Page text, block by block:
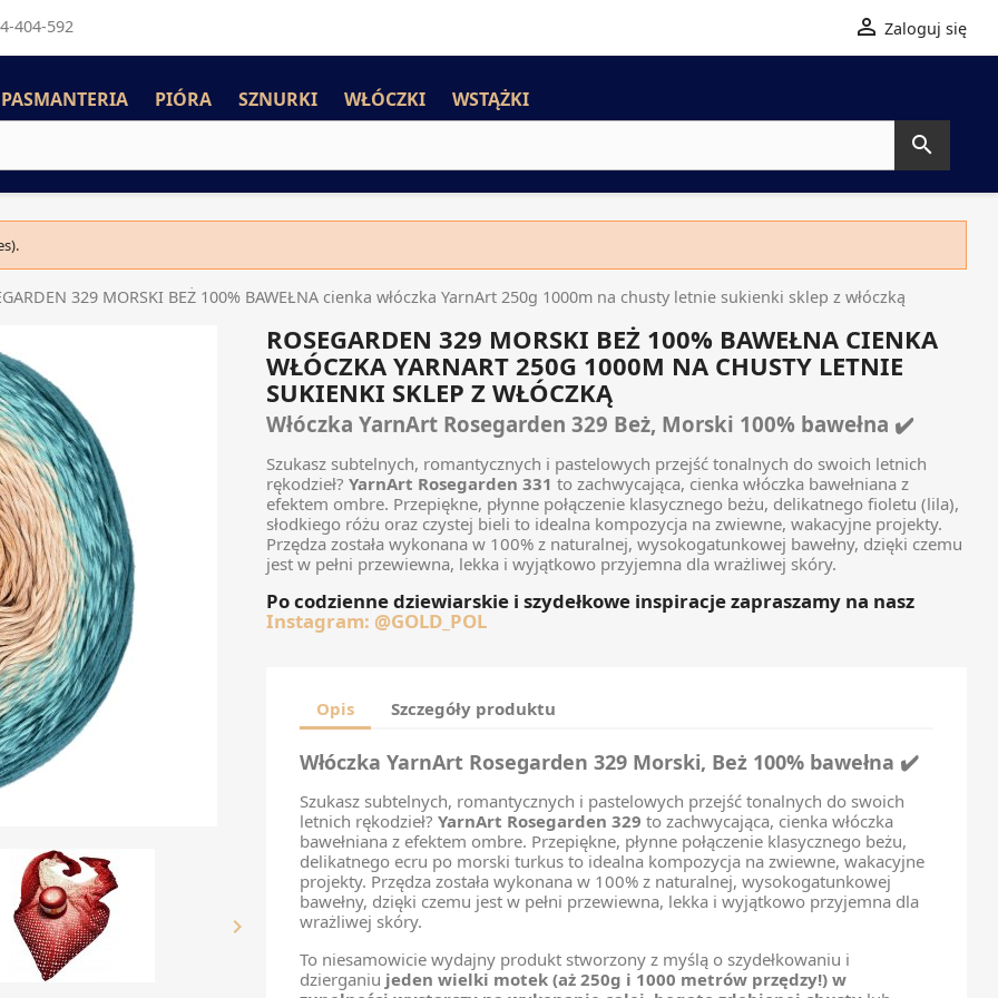
404-592  Zaloguj się
PASMANTERIA PIÓRA SZNURKI WŁÓCZKI WSTĄŻKI

329 MORSKI BEŻ 100% BAWEŁNA cienka włóczka YarnArt 250g 1000m na chusty letnie sukienki sklep z włóczką

ROSEGARDEN 329 MORSKI BEŻ 100% BAWEŁNA CIENKA
WŁÓCZKA YARNART 250G 1000M NA CHUSTY LETNIE
SUKIENKI SKLEP Z WŁÓCZKĄ
Włóczka YarnArt Rosegarden 329 Beż, Morski 100% bawełna ✔️
Szukasz subtelnych, romantycznych i pastelowych przejść tonalnych do swoich letnich
rękodzieł? YarnArt Rosegarden 331 to zachwycająca, cienka włóczka bawełniana z
efektem ombre. Przepiękne, płynne połączenie klasycznego beżu, delikatnego fioletu (lila),
słodkiego różu oraz czystej bieli to idealna kompozycja na zwiewne, wakacyjne projekty.
Przędza została wykonana w 100% z naturalnej, wysokogatunkowej bawełny, dzięki czemu
jest w pełni przewiewna, lekka i wyjątkowo przyjemna dla wrażliwej skóry.
Po codzienne dziewiarskie i szydełkowe inspiracje zapraszamy na nasz
Instagram: @GOLD_POL
Opis Szczegóły produktu
Włóczka YarnArt Rosegarden 329 Morski, Beż 100% bawełna ✔️
Szukasz subtelnych, romantycznych i pastelowych przejść tonalnych do swoich
letnich rękodzieł? YarnArt Rosegarden 329 to zachwycająca, cienka włóczka
bawełniana z efektem ombre. Przepiękne, płynne połączenie klasycznego beżu,
delikatnego ecru po morski turkus to idealna kompozycja na zwiewne, wakacyjne
projekty. Przędza została wykonana w 100% z naturalnej, wysokogatunkowej
bawełny, dzięki czemu jest w pełni przewiewna, lekka i wyjątkowo przyjemna dla
wrażliwej skóry.
To niesamowicie wydajny produkt stworzony z myślą o szydełkowaniu i
dzierganiu jeden wielki motek (aż 250g i 1000 metrów przędzy!) w